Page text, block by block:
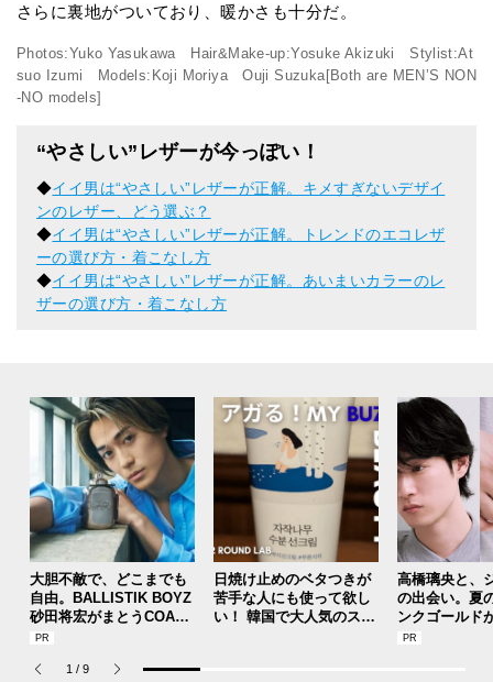
さらに裏地がついており、暖かさも十分だ。
Photos:Yuko Yasukawa Hair&Make-up:Yosuke Akizuki Stylist:At
suo Izumi Models:Koji Moriya Ouji Suzuka[Both are MEN’S NON
-NO models]
“やさしい”レザーが今っぽい！
◆イイ男は“やさしい”レザーが正解。キメすぎないデザイ
ンのレザー、どう選ぶ？
◆イイ男は“やさしい”レザーが正解。トレンドのエコレザ
ーの選び方・着こなし方
◆イイ男は“やさしい”レザーが正解。あいまいカラーのレ
ザーの選び方・着こなし方
大胆不敵で、どこまでも
自由。BALLISTIK BOYZ
砂田将宏がまとうCOACH
の新作フレグランス「コ
パルファム」
日焼け止めのベタつきが
苦手な人にも使って欲し
い！ 韓国で大人気のスト
高橋璃央と、
の出会い。夏
ンクゴールド
SUMMER
1 / 9